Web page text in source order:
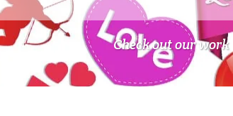
Check out our work